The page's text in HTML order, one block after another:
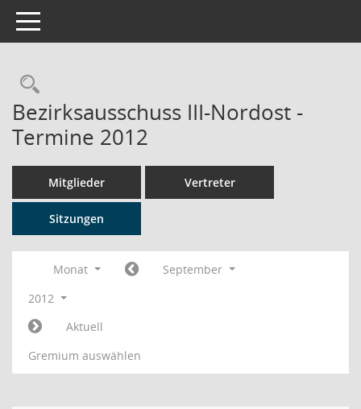
Toggle navigation
Rechercheauswahl
Bezirksausschuss III-Nordost -
Termine 2012
Mitglieder Vertreter
Sitzungen
Monat
September
2012
Aktuell
Gremium auswählen